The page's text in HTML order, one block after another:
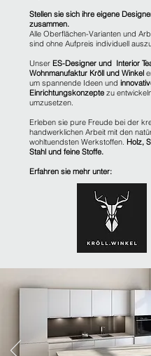
Stellen sie sich ihre eigene
zusammen.
Alle Oberflächen-Varianten und
sind ohne Aufpreis individuell
Unser ES-Designer und Interior
Wohnmanufaktur Kröll und Winkel
um spannende Ideen und
Einrichtungskonzepte zu
umzusetzen.
Erleben sie pure Freude bei der
handwerklichen Arbeit mit den
wohltuendsten Werkstoffen. Holz,
Stahl und feine Stoffe.
Erfahren sie mehr unter: